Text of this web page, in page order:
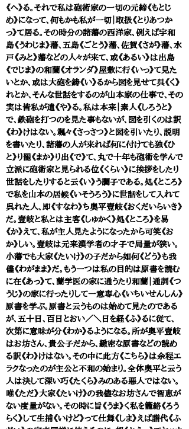
《へ》る。それで私は砲術家の一切の元締《もとじ
め》になって、何もかも私が一切｜取扱《とりあつか
っ》て居る。その時分の諸藩の西洋家、例えば宇和
島《うわじま》藩、五島《ごとう》藩、佐賀《さが》藩、水
戸《みと》藩などの人々が来て、或《あるい》は出島
《でじま》の和蘭《オランダ》屋敷に行《いっ》て見た
いとか、或は大砲を鋳《い》るから図を見せて呉《く》
れとか、そんな世話をするのが山本家の仕事で、その
実は皆私が遣《や》る。私は本来｜素人《しろうと》
で、鉄砲を打つのを見た事もないが、図を引くのは訳
《わ》けはない。颯々《さっさつ》と図を引いたり、説明
を書いたり、諸藩の人が来れば何に付けても独《ひ
と》り罷《まか》り出《で》て、丸で十年も砲術を学んで
立派に砲術家と見られる位《くらい》に挨拶をしたり
世話をしたりすると云《い》う調子である。処《ところ》
で私を山本の居候《いそうろう》に世話をして入れて
呉れた人、即《すなわ》ち奥平壹岐《おくだいらいき》
だ。壹岐と私とは主客《しゅかく》処《ところ》を易
《か》えて、私が主人見たようになったから可笑《お
か》しい。壹岐は元来漢学者の才子で局量が狭い。
小藩でも大家《たいけ》の子だから如何《どう》も我
儘《わがまま》だ。もう一つは私の目的は原書を読む
に在《あっ》て、蘭学医の家に通うたり和蘭｜通詞《つ
うじ》の家に行ったりして一意専心《いちいせんしん》
原書を学ぶ。原書と云うものは始めて見たのである
が、五十日、百日とおい／＼日を経《ふ》るに従て、
次第に意味が分《わか》るようになる。所が奥平壹岐
はお坊さん、貴公子だから、緻密な原書などの読め
る訳《わ》けはない。その中に此方《こちら》は余程エ
ラクなったのが主公と不和の始まり。全体奥平と云う
人は決して深い巧《たくら》みのある悪人ではない。
唯《ただ》大家《たいけ》の我儘なお坊さんで智恵が
ない度量がない。その時に旨《うま》く私を籠絡《ろう
らく》して生捕《いけど》って仕舞《しま》えば譜代《ふ